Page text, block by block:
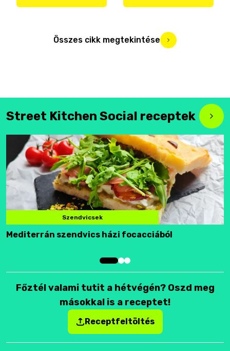
Összes cikk megtekintése
Street Kitchen Social receptek
Szendvicsek
Mediterrán szendvics házi focacciából
Főztél valami tutit a hétvégén? Oszd meg
másokkal is a receptet!
Receptfeltöltés